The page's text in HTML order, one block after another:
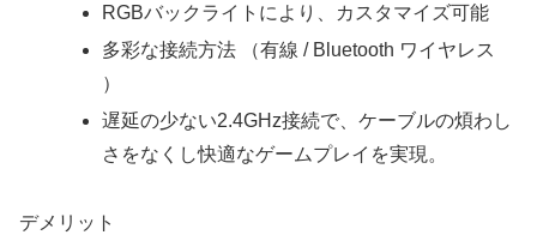
RGBバックライトにより、カスタマイズ可能
多彩な接続方法 （有線 / Bluetooth ワイヤレス
）
遅延の少ない2.4GHz接続で、ケーブルの煩わし
さをなくし快適なゲームプレイを実現。
デメリット